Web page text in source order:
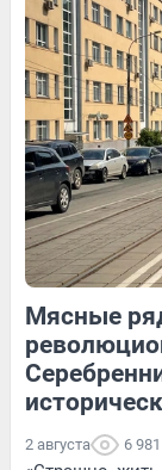
250 2
53
354
Мясные
2 августа 6 981